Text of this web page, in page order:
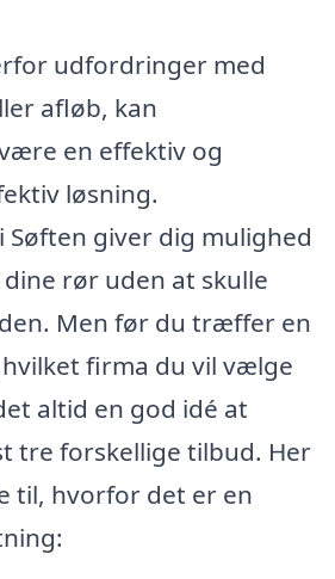
udfordringer med
afløb, kan
en effektiv og
løsning.
giver dig mulighed
rør uden at skulle
Men før du træffer en
firma du vil vælge
altid en god idé at
tre forskellige tilbud. Her
til, hvorfor det er en